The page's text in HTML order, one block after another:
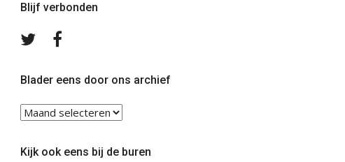
Blijf verbonden
Volg
TwitterFacebook
Blader eens door ons archief
Blader
eens
ons
Kijk ook eens bij de buren